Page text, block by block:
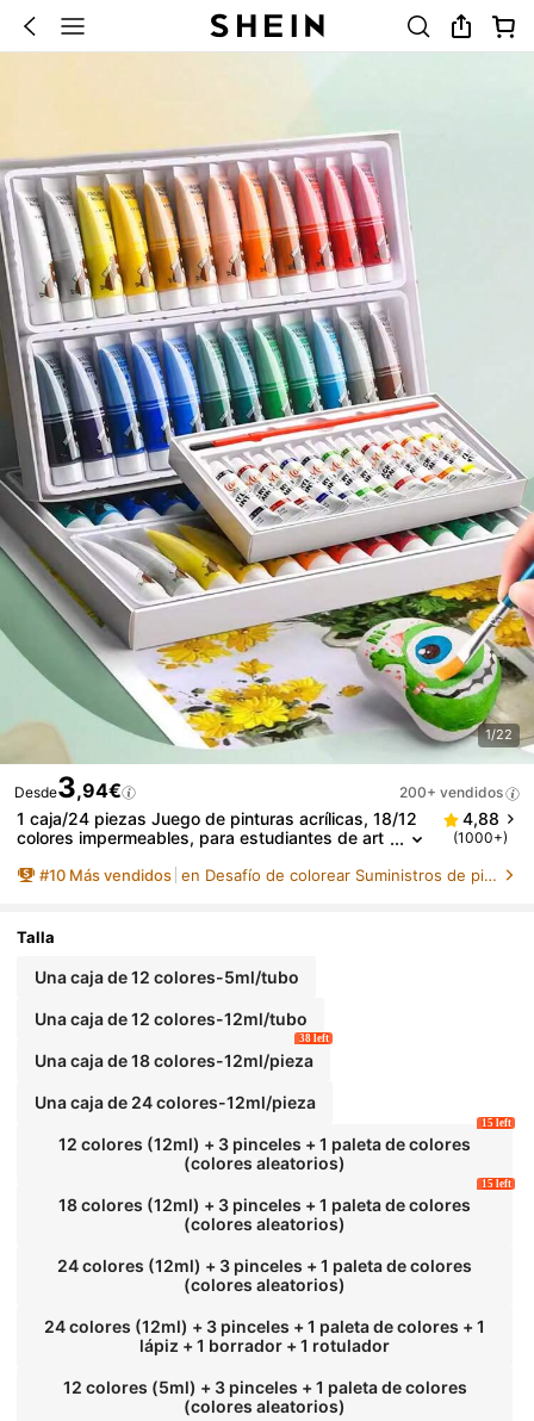
1/22
Desde3,94€ 200+ vendidos
1 caja/24 piezas Juego de pinturas acrílicas, 18/12
colores impermeables, para estudiantes de art
ela, útiles escolares
4,88
(1000+)
#10 Más vendidos en Desafío de colorear Suministros de pintura y di
Talla
Una caja de 12 colores-5ml/tubo
Una caja de 12 colores-12ml/tubo
Una caja de 18 colores-12ml/pieza
38 left
Una caja de 24 colores-12ml/pieza
12 colores (12ml) + 3 pinceles + 1 paleta de colores
(colores aleatorios)
15 left
18 colores (12ml) + 3 pinceles + 1 paleta de colores
(colores aleatorios)
15 left
24 colores (12ml) + 3 pinceles + 1 paleta de colores
(colores aleatorios)
24 colores (12ml) + 3 pinceles + 1 paleta de colores + 1
lápiz + 1 borrador + 1 rotulador
12 colores (5ml) + 3 pinceles + 1 paleta de colores
(colores aleatorios)